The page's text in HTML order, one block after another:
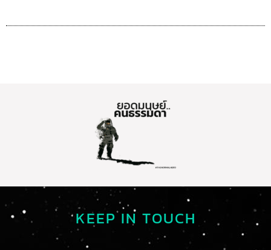
KEEP IN TOUCH